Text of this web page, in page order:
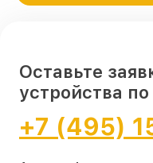
Оставьте
устройства
+7 (495)